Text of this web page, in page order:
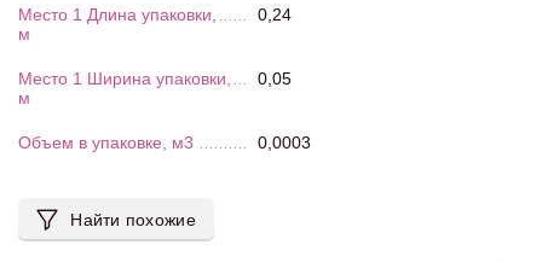
Место 1 Длина упаковки,
м
0,24
Место 1 Ширина упаковки,
м
0,05
Объем в упаковке, м3 0,0003
Найти похожие